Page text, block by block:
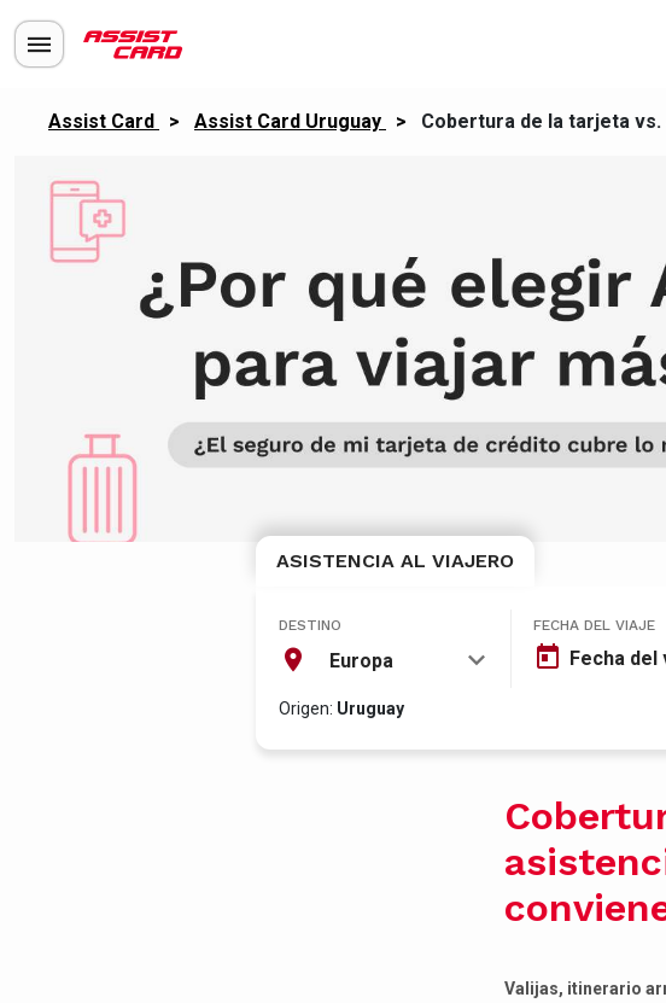
Assist Card > Assist Card Uruguay > Cobertura de la tarjeta
ASISTENCIA AL VIAJERO
DESTINO
Europa
FECHA DEL VIAJE
Fecha del
Origen: Uruguay
Valijas, itinerario